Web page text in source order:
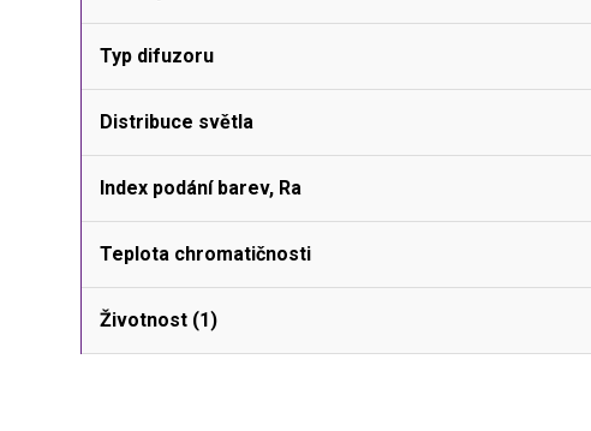
Typ difuzoru
Distribuce světla
Index podání barev, Ra
Teplota chromatičnosti
Životnost (1)